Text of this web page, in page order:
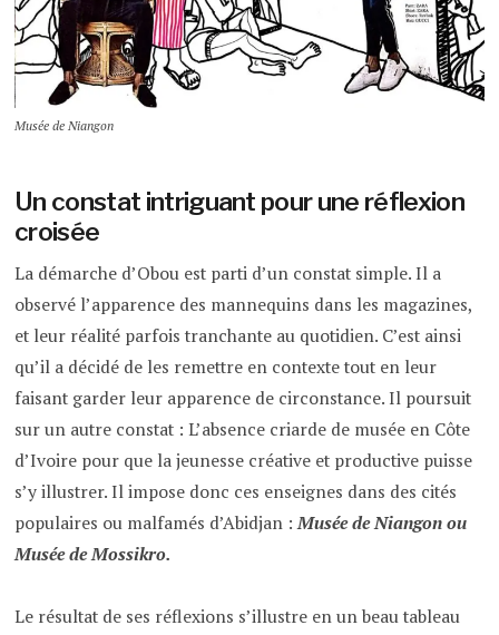
Musée de Niangon
Un constat intriguant pour une réflexion
croisée
La démarche d’Obou est parti d’un constat simple. Il a
observé l’apparence des mannequins dans les magazines,
et leur réalité parfois tranchante au quotidien. C’est ainsi
qu’il a décidé de les remettre en contexte tout en leur
faisant garder leur apparence de circonstance. Il poursuit
sur un autre constat : L’absence criarde de musée en Côte
d’Ivoire pour que la jeunesse créative et productive puisse
s’y illustrer. Il impose donc ces enseignes dans des cités
populaires ou malfamés d’Abidjan :Musée de Niangon ou
Musée de Mossikro.
Le résultat de ses réflexions s’illustre en un beau tableau